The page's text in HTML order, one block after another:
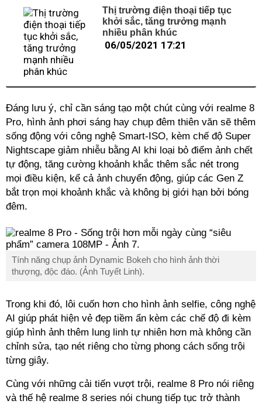
Thị trường điện thoại tiếp tục
khởi sắc, tăng trưởng mạnh
nhiều phân khúc
06/05/2021 17:21
Đáng lưu ý, chỉ cần sáng tạo một chút cùng với realme 8
Pro, hình ảnh phơi sáng hay chụp đêm thiên văn sẽ thêm
sống động với công nghệ Smart-ISO, kèm chế độ Super
Nightscape giảm nhiễu bằng AI khi loại bỏ điểm ảnh chết
tự động, tăng cường khoảnh khắc thêm sắc nét trong
mọi điều kiện, kể cả ảnh chuyển động, giúp các Gen Z
bắt trọn mọi khoảnh khắc và không bị giới hạn bởi bóng
đêm.
Tính năng chụp ảnh Dynamic Bokeh cho hình ảnh thời
thượng, độc đáo. (Ảnh Tuyết Linh).
Trong khi đó, lôi cuốn hơn cho hình ảnh selfie, công nghệ
AI giúp phát hiện vẻ đẹp tiềm ẩn kèm các chế độ đi kèm
giúp hình ảnh thêm lung linh tự nhiên hơn mà không cần
chỉnh sửa, tạo nét riêng cho từng phong cách sống trội
từng giây.
Cùng với những cải tiến vượt trội, realme 8 Pro nói riêng
và thế hệ realme 8 series nói chung tiếp tục trở thành